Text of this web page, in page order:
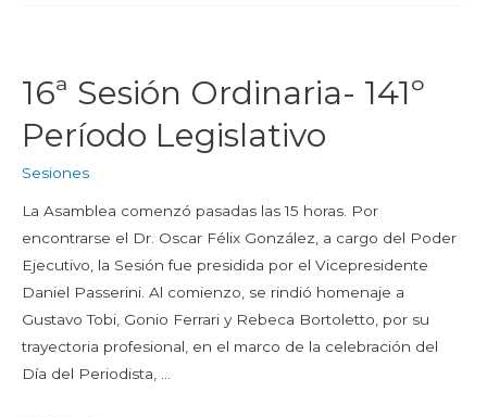
16ª Sesión Ordinaria- 141º
Período Legislativo
Sesiones
La Asamblea comenzó pasadas las 15 horas. Por
encontrarse el Dr. Oscar Félix González, a cargo del Poder
Ejecutivo, la Sesión fue presidida por el Vicepresidente
Daniel Passerini. Al comienzo, se rindió homenaje a
Gustavo Tobi, Gonio Ferrari y Rebeca Bortoletto, por su
trayectoria profesional, en el marco de la celebración del
Día del Periodista, …